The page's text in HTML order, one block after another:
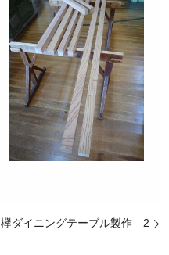
欅ダイニングテーブル製作 2